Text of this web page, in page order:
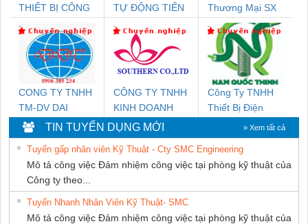
THIẾT BỊ CÔNG
SETSUBI VIỆT
NAM
TỰ ĐỘNG TIẾN
Thương Mại SX
Ba Miền
CONG TY TNHH
TM-DV DAI
DONG THANH
CÔNG TY TNHH
KINH DOANH
DỊCH VỤ XNK
PHƯƠNG NAM
Công Ty TNHH
Thiết Bị Điện
Nam Quốc Thịnh
TIN TUYỂN DỤNG MỚI » Xem tất cả
Tuyển gấp nhân viên Kỹ Thuật - Cty SMC Engineering
Mô tả công việc Đảm nhiệm công việc tại phòng kỹ thuật của
Công ty theo...
Tuyển Nhanh Nhân Viên Kỹ Thuật- SMC
Mô tả công việc Đảm nhiệm công việc tại phòng kỹ thuật của